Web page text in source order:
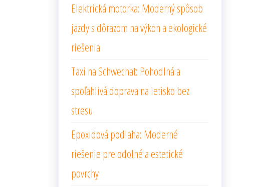
Elektrická motorka: Moderný spôsob
jazdy s dôrazom na výkon a ekologické
riešenia
Taxi na Schwechat: Pohodlná a
spoľahlivá doprava na letisko bez
stresu
Epoxidová podlaha: Moderné
riešenie pre odolné a estetické
povrchy